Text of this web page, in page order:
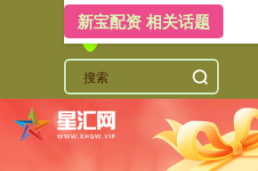
新宝配资 相关话题